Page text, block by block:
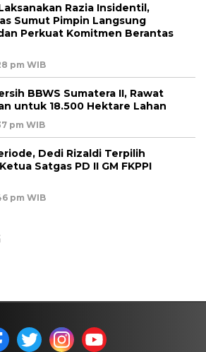
Razia Insidentil,
Sumut Pimpin Langsung
Perkuat Komitmen Berantas
pm WIB
BBWS Sumatera II, Rawat
untuk 18.500 Hektare Lahan
pm WIB
Dedi Rizaldi Terpilih
Satgas PD II GM FKPPI
pm WIB